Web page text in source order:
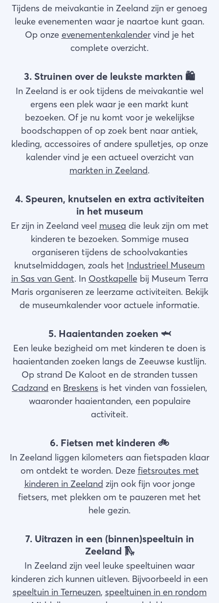
Tijdens de meivakantie in Zeeland zijn er genoeg
leuke evenementen waar je naartoe kunt gaan.
Op onze evenementenkalendervind je het
complete overzicht.
3. Struinen over de leukste markten 🛍️
In Zeeland is er ook tijdens de meivakantie wel
ergens een plek waar je een markt kunt
bezoeken. Of je nu komt voor je wekelijkse
boodschappen of op zoek bent naar antiek,
kleding, accessoires of andere spulletjes, op onze
kalender vind je een actueel overzicht van
markten in Zeeland.
4. Speuren, knutselen en extra activiteiten
in het museum
Er zijn in Zeeland veel musea die leuk zijn om met
kinderen te bezoeken. Sommige musea
organiseren tijdens de schoolvakanties
knutselmiddagen, zoals het Industrieel Museum
in Sas van Gent. In Oostkapellebij Museum Terra
Maris organiseren ze leerzame activiteiten. Bekijk
de museumkalender voor actuele informatie.
5. Haaientanden zoeken 🦈
Een leuke bezigheid om met kinderen te doen is
haaientanden zoeken langs de Zeeuwse kustlijn.
Op strand De Kaloot en de stranden tussen
Cadzand en Breskens is het vinden van fossielen,
waaronder haaientanden, een populaire
activiteit.
6. Fietsen met kinderen 🚲
In Zeeland liggen kilometers aan fietspaden klaar
om ontdekt te worden. Deze fietsroutes met
kinderen in Zeeland zijn ook fijn voor jonge
fietsers, met plekken om te pauzeren met het
hele gezin.
7. Uitrazen in een (binnen)speeltuin in
Zeeland 🛝
In Zeeland zijn veel leuke speeltuinen waar
kinderen zich kunnen uitleven. Bijvoorbeeld in een
speeltuin in Terneuzen, speeltuinen in en rondom